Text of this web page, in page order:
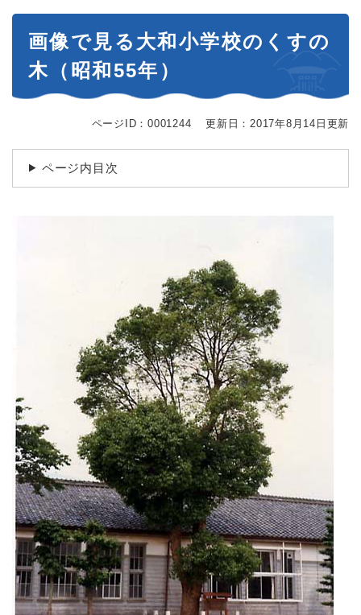
画像で見る大和小学校のくすの
木（昭和55年）
ページID：0001244 更新日：2017年8月14日更新
ページ内目次